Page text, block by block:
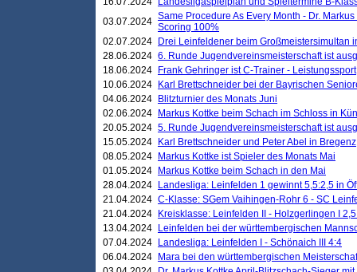
03.07.2024 Same Procedure As Every Month - Dr.
Scoring 100%
02.07.2024
Drei Leinfeldener beim Großmeistersimultan
28.06.2024 6. Runde Jugendvereinsmeisterschaft ist
18.06.2024
Frank Gehringer ist C-Trainer - Leistungssport
10.06.2024
Karl Brettschneider bei der Bayrischen
04.06.2024
Blitzturnier des Monats Juni
02.06.2024
Markus Kottke beim Schach im Schloss in
20.05.2024 5. Runde Jugendvereinsmeisterschaft ist
15.05.2024
Karl Brettschneider und Peter Abel in Bregenz
08.05.2024
Markus Kottke ist Spieler des Monats Mai
01.05.2024
Markus Kottke beim Schach in den Mai
28.04.2024
Landesliga: Leinfelden 1 gewinnt 5,5:2,5 in
21.04.2024 C-Klasse: SGem Vaihingen-Rohr 6 - SC
21.04.2024
Kreisklasse: Leinfelden II - Holzgerlingen I
13.04.2024
Leinfelden bei der württembergischen
07.04.2024
Landesliga: Leinfelden I - Schönaich III 4:4
06.04.2024
Mara bei den württembergischen